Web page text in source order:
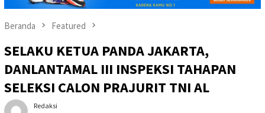
Beranda Featured
SELAKU KETUA PANDA JAKARTA,
DANLANTAMAL III INSPEKSI TAHAPAN
SELEKSI CALON PRAJURIT TNI AL
Redaksi